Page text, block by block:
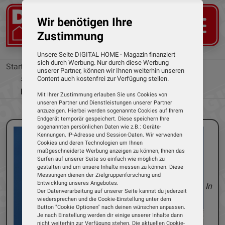
Startseite
News
Intelligente Heizungsthermostate: Hohes
Einsparpotenzial bei den Energiekosten
In
Wir benötigen Ihre
Zustimmung
Unsere Seite DIGITAL HOME - Magazin finanziert
sich durch Werbung. Nur durch diese Werbung
unserer Partner, können wir Ihnen weiterhin unseren
Content auch kostenfrei zur Verfügung stellen.
Mit Ihrer Zustimmung erlauben Sie uns Cookies von
unseren Partner und Dienstleistungen unserer Partner
anzuzeigen. Hierbei werden sogenannte Cookies auf Ihrem
Endgerät temporär gespeichert. Diese speichern Ihre
sogenannten persönlichen Daten wie z.B.: Geräte-
Kennungen, IP-Adresse und Session-Daten. Wir verwenden
Cookies und deren Technologien um Ihnen
maßgeschneiderte Werbung anzeigen zu können, Ihnen das
Surfen auf unserer Seite so einfach wie möglich zu
gestalten und um unsere Inhalte messen zu können. Diese
Messungen dienen der Zielgruppenforschung und
Entwicklung unseres Angebotes.
Der Datenverarbeitung auf unserer Seite kannst du jederzeit
wiedersprechen und die Cookie-Einstellung unter dem
Button "Cookie Optionen" nach deinen wünschen anpassen.
Je nach Einstellung werden dir einige unserer Inhalte dann
nicht weiterhin zur Verfügung stehen. Die aktuellen Cookie-